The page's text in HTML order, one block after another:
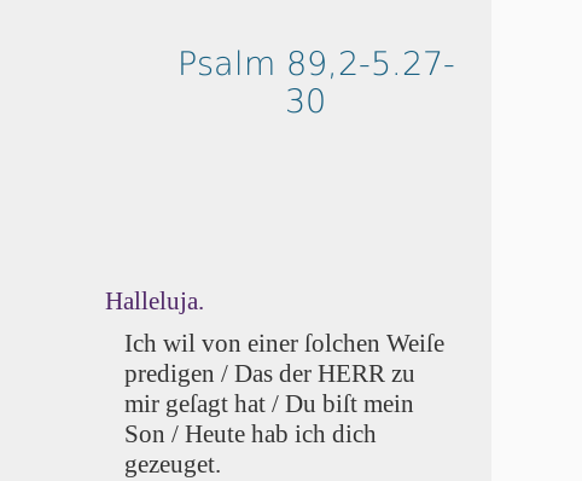
Psalm 89,2-5.27-
30
Halleluja.
Ich wil von einer ſol­chen Weiſe
predi­gen / Das der HERR zu
mir ge­ſagt hat / Du biſt mein
Son / Heu­te hab ich dich
gezeuget.